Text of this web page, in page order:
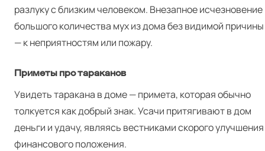
разлуку с близким человеком. Внезапное исчезновение
большого количества мух из дома без видимой причины
— к неприятностям или пожару.
Приметы про тараканов
Увидеть таракана в доме — примета, которая обычно
толкуется как добрый знак. Усачи притягивают в дом
деньги и удачу, являясь вестниками скорого улучшения
финансового положения.